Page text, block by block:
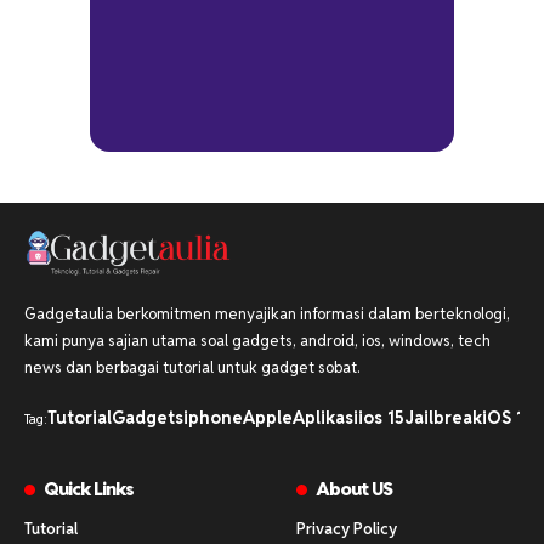
Gadgetaulia berkomitmen menyajikan informasi dalam berteknologi,
kami punya sajian utama soal gadgets, android, ios, windows, tech
news dan berbagai tutorial untuk gadget sobat.
Tag:TutorialGadgetsiphoneAppleAplikasiios 15JailbreakiOS 16
Quick Links
Tutorial
About US
Privacy Policy